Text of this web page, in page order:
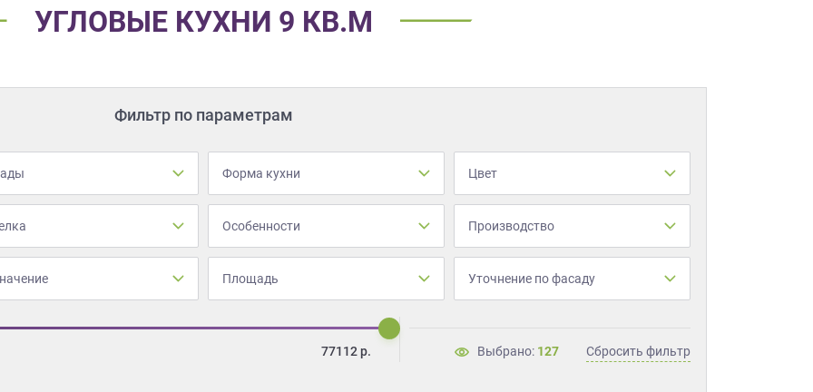
УГЛОВЫЕ КУХНИ 9 КВ.М
Фильтр по параметрам
Форма кухни Цвет
Особенности Производство
Площадь Уточнение по фасаду
77112р. Выбрано: 127 Сбросить фильтр